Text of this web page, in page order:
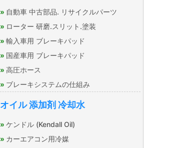
自動車 中古部品. リサイクルパーツ
ローター 研磨.スリット.塗装
輸入車用 ブレーキパッド
国産車用 ブレーキパッド
高圧ホース
ブレーキシステムの仕組み
オイル 添加剤 冷却水
ケンドル (Kendall Oil)
カーエアコン用冷媒